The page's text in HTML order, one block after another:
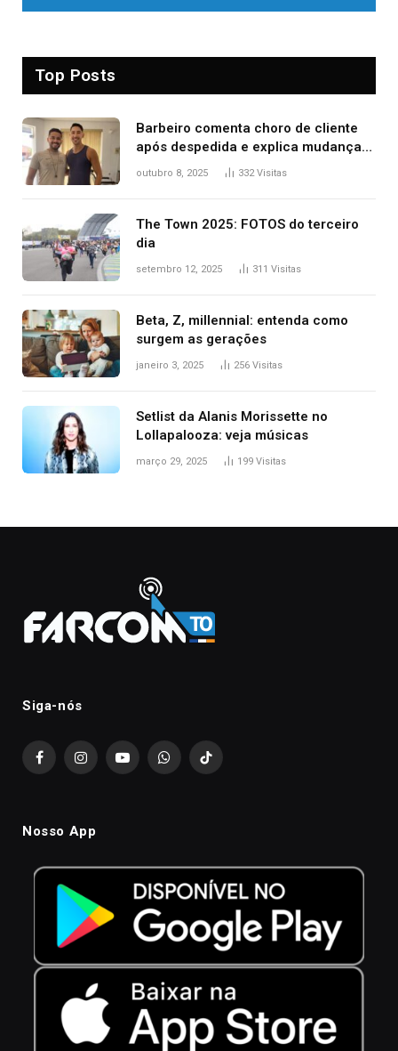
Top Posts
Barbeiro comenta choro de cliente
após despedida e explica mudança
para o TO: ‘Não esperava atingir
outubro 8, 2025 332Visitas
The Town 2025: FOTOS do terceiro
dia
setembro 12, 2025 311 Visitas
Beta, Z, millennial: entenda como
surgem as gerações
janeiro 3, 2025 256 Visitas
Setlist da Alanis Morissette no
Lollapalooza: veja músicas
março 29, 2025 199 Visitas
Siga-nós
FacebookInstagramYouTubeWhatsAppTikTok
Nosso App